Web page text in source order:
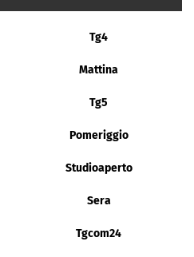
Tg4
Mattina
Tg5
Pomeriggio
Studioaperto
Sera
Tgcom24